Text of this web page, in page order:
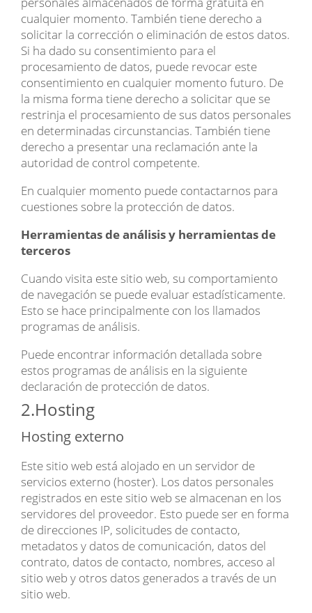
cualquier momento. También tiene derecho a
solicitar la corrección o eliminación de estos datos.
Si ha dado su consentimiento para el
procesamiento de datos, puede revocar este
consentimiento en cualquier momento futuro. De
la misma forma tiene derecho a solicitar que se
restrinja el procesamiento de sus datos personales
en determinadas circunstancias. También tiene
derecho a presentar una reclamación ante la
autoridad de control competente.
En cualquier momento puede contactarnos para
cuestiones sobre la protección de datos.
Herramientas de análisis y herramientas de
terceros
Cuando visita este sitio web, su comportamiento
de navegación se puede evaluar estadísticamente.
Esto se hace principalmente con los llamados
programas de análisis.
Puede encontrar información detallada sobre
estos programas de análisis en la siguiente
declaración de protección de datos.
2.Hosting
Hosting externo
Este sitio web está alojado en un servidor de
servicios externo (hoster). Los datos personales
registrados en este sitio web se almacenan en los
servidores del proveedor. Esto puede ser en forma
de direcciones IP, solicitudes de contacto,
metadatos y datos de comunicación, datos del
contrato, datos de contacto, nombres, acceso al
sitio web y otros datos generados a través de un
sitio web.